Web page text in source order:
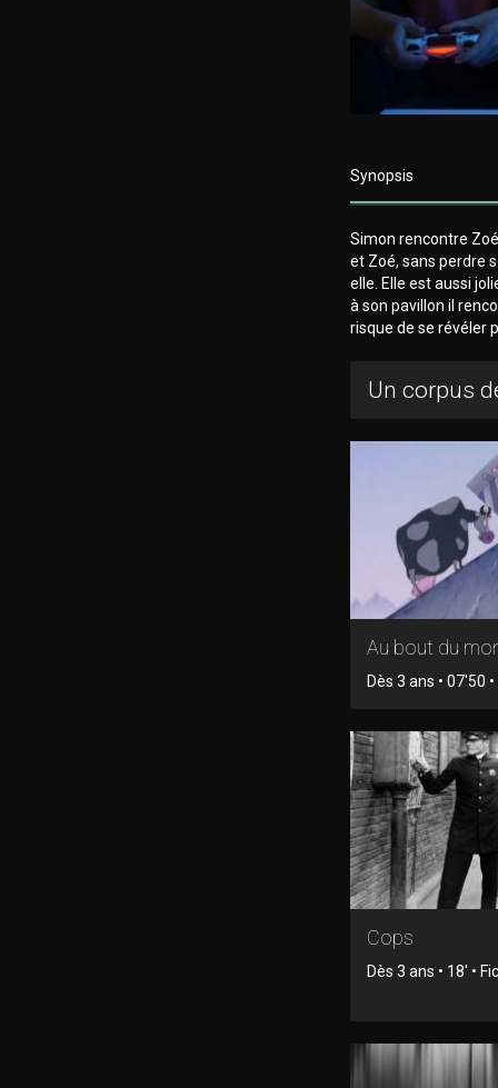
Synopsis
Simon rencontre
et Zoé, sans perdre
elle. Elle est aussi
à son pavillon il
risque de se révéler
Un corpus
Au bout du
Dès 3 ans • 07'50
Cops
Dès 3 ans • 18' •